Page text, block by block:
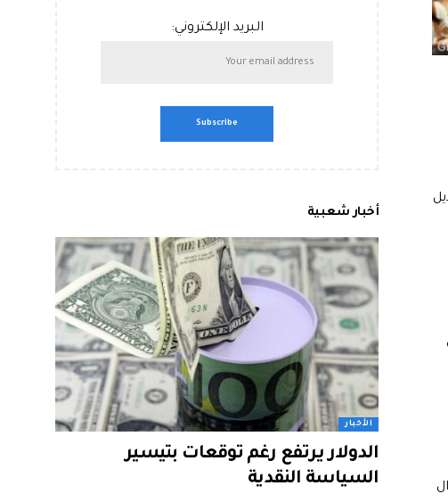
البريد الإلكتروني:
أخبار شعبية
الأخبار
الدولار يرتفع رغم توقعات بتيسير
السياسة النقدية